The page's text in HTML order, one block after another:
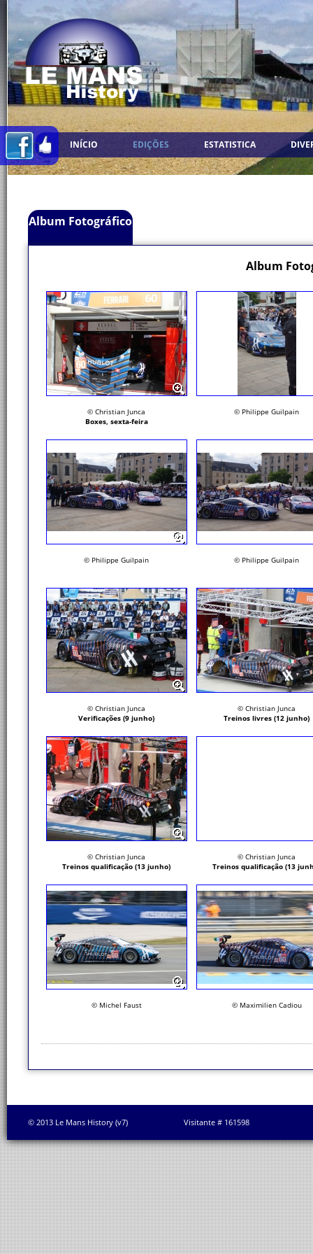
INÍCIO EDIÇÕES ESTATISTICA
Album Fotográfico
Album
© Christian Junca
Boxes, sexta-feira
© Philippe Guilpain
© Philippe Guilpain © Philippe Guilpain
© Christian Junca
Verificações (9 junho)
© Christian Junca
Treinos livres (12 junho)
© Christian Junca
Treinos qualificação (13 junho)
© Christian Junca
Treinos qualificação (13
© Michel Faust © Maximilien Cadiou
© 2013 Le Mans History (v7) Visitante # 161598